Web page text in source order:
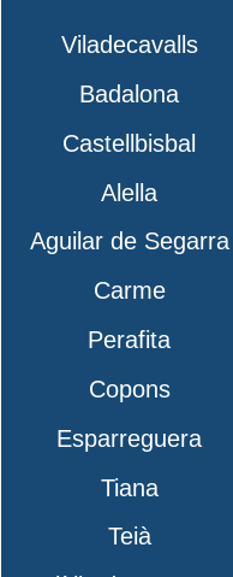
Viladecavalls
Badalona
Castellbisbal
Alella
Aguilar de Segarra
Carme
Perafita
Copons
Esparreguera
Tiana
Teià